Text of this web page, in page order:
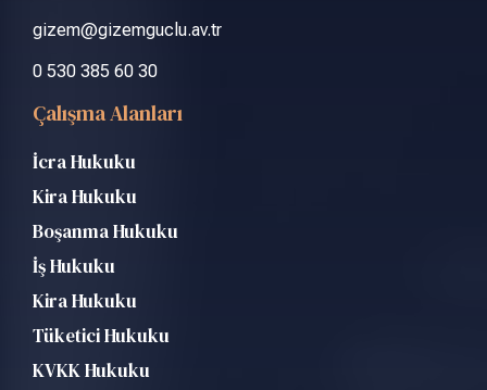
gizem@gizemguclu.av.tr
0 530 385 60 30
Çalışma Alanları
İcra Hukuku
Kira Hukuku
Boşanma Hukuku
İş Hukuku
Kira Hukuku
Tüketici Hukuku
KVKK Hukuku